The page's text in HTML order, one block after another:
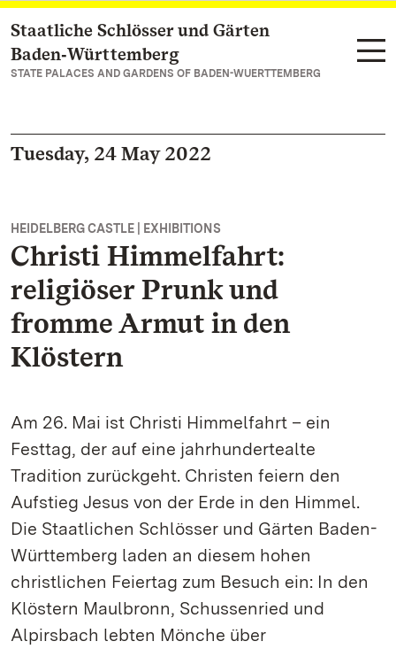
Navigate to main page
Staatliche Schlösser und Gärten
Baden‑Württemberg
STATE PALACES AND GARDENS OF BADEN-WUERTTEMBERG
Tuesday, 24 May 2022
HEIDELBERG CASTLE | EXHIBITIONS
Christi Himmelfahrt:
religiöser Prunk und
fromme Armut in den
Klöstern
Am 26. Mai ist Christi Himmelfahrt – ein
Festtag, der auf eine jahrhundertealte
Tradition zurückgeht. Christen feiern den
Aufstieg Jesus von der Erde in den Himmel.
Die Staatlichen Schlösser und Gärten Baden-
Württemberg laden an diesem hohen
christlichen Feiertag zum Besuch ein: In den
Klöstern Maulbronn, Schussenried und
Alpirsbach lebten Mönche über